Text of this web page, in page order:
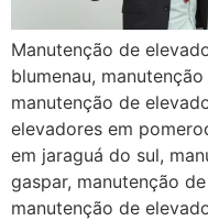
Manutenção de
blumenau,
manutenção de
elevadores em
em jaraguá do sul,
gaspar, manutenção
manutenção de